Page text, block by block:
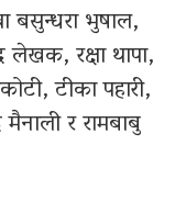
बसुन्धरा भुषाल,
रक्षा थापा,
टीका पहारी,
र रामबाबु